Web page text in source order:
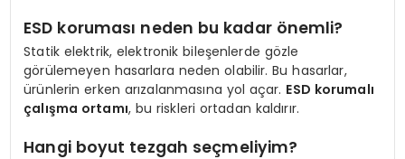
ESD koruması neden bu kadar önemli?
Statik elektrik, elektronik bileşenlerde gözle
görülemeyen hasarlara neden olabilir. Bu hasarlar,
ürünlerin erken arızalanmasına yol açar. ESD korumalı
çalışma ortamı, bu riskleri ortadan kaldırır.
Hangi boyut tezgah seçmeliyim?